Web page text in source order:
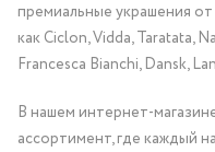
премиальные украшения
как Ciclon, Vidda, Taratata,
Francesca Bianchi, Dansk,
В нашем интернет-
ассортимент, где каждый